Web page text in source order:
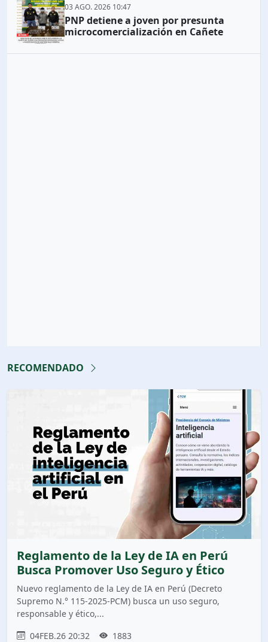
03 AGO. 2026 10:47
PNP detiene a joven por presunta
microcomercialización en Cañete
RECOMENDADO
Reglamento de la Ley de IA en Perú
Busca Promover Uso Seguro y Ético
Nuevo reglamento de la Ley de IA en Perú (Decreto
Supremo N.° 115-2025-PCM) busca un uso seguro,
responsable y ético,...
04FEB.26 20:32
1883